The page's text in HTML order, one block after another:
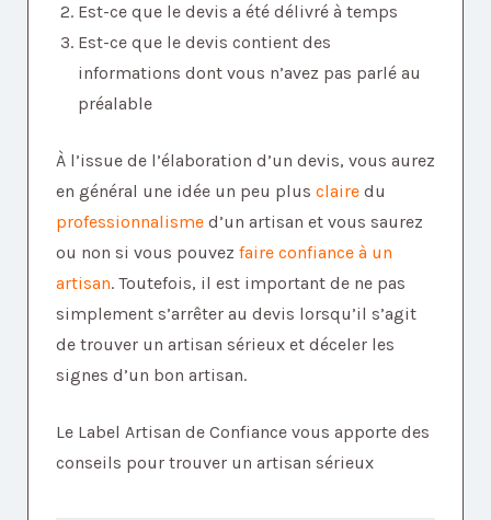
Est-ce que le devis a été délivré à temps
Est-ce que le devis contient des
informations dont vous n’avez pas parlé au
préalable
À l’issue de l’élaboration d’un devis, vous aurez
en général une idée un peu plus claire du
professionnalisme d’un artisan et vous saurez
ou non si vous pouvez faire confiance à un
artisan. Toutefois, il est important de ne pas
simplement s’arrêter au devis lorsqu’il s’agit
de trouver un artisan sérieux et déceler les
signes d’un bon artisan.
Le Label Artisan de Confiance vous apporte des
conseils pour trouver un artisan sérieux